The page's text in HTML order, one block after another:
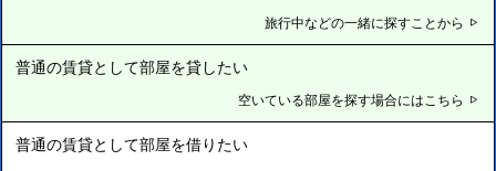
旅行中などの一緒に探すことから
普通の賃貸として部屋を貸したい
空いている部屋を探す場合にはこちら
普通の賃貸として部屋を借りたい